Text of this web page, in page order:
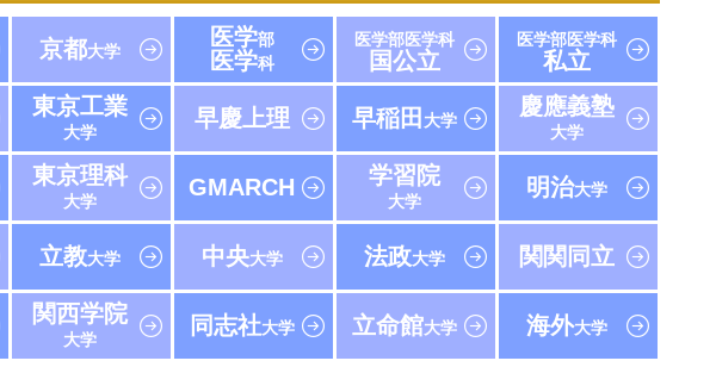
京都大学
医学部
医学科
医学部医学科
国公立
医学部医学科
私立
東京工業
大学
早慶上理 早稲田 大学
慶應義塾
大学
東京理科
大学
GMARCH 学習院
大学
明治大学
立教大学 中央大学 法政大学 関関同立
関西学院
大学
同志社大学 立命館大学 海外大学